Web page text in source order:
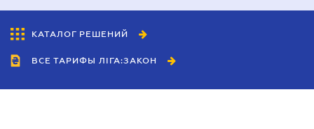
КАТАЛОГ РЕШЕНИЙ
ВСЕ ТАРИФЫ ЛІГА:ЗАКОН